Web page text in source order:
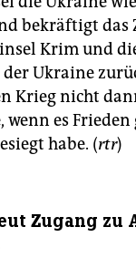
bekräftigt das
Krim und
Ukraine
Krieg nicht
es Frieden
habe. (rtr)
Zugang zu